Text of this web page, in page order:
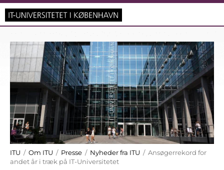
ITU / Om ITU / Presse / Nyheder fra ITU / Ansøgerrekord for
andet år i træk på IT-Universitetet